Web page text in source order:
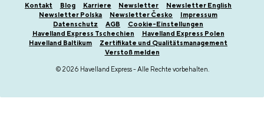
Kontakt Blog Karriere Newsletter
Newsletter English
Newsletter Polska
Newsletter Česko
Impressum
Datenschutz
AGB
Cookie-Einstellungen
Havelland Express Tschechien
Havelland Express Polen
Havelland Baltikum
Zertifikate und Qualitätsmanagement
Verstoß melden
© 2026 Havelland Express - Alle Rechte vorbehalten.